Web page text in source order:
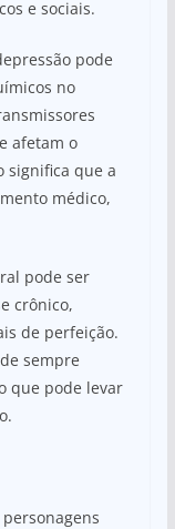
e sociais.
pode
no
afetam o
significa que a
médico,
pode ser
crônico,
de perfeição.
sempre
que pode levar